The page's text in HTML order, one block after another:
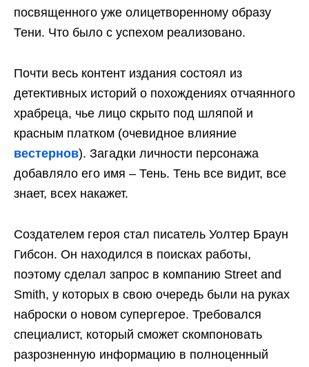
посвященного уже олицетворенному образу
Тени. Что было с успехом реализовано.
Почти весь контент издания состоял из
детективных историй о похождениях отчаянного
храбреца, чье лицо скрыто под шляпой и
красным платком (очевидное влияние
вестернов). Загадки личности персонажа
добавляло его имя – Тень. Тень все видит, все
знает, всех накажет.
Создателем героя стал писатель Уолтер Браун
Гибсон. Он находился в поисках работы,
поэтому сделал запрос в компанию Street and
Smith, у которых в свою очередь были на руках
наброски о новом супергерое. Требовался
специалист, который сможет скомпоновать
разрозненную информацию в полноценный